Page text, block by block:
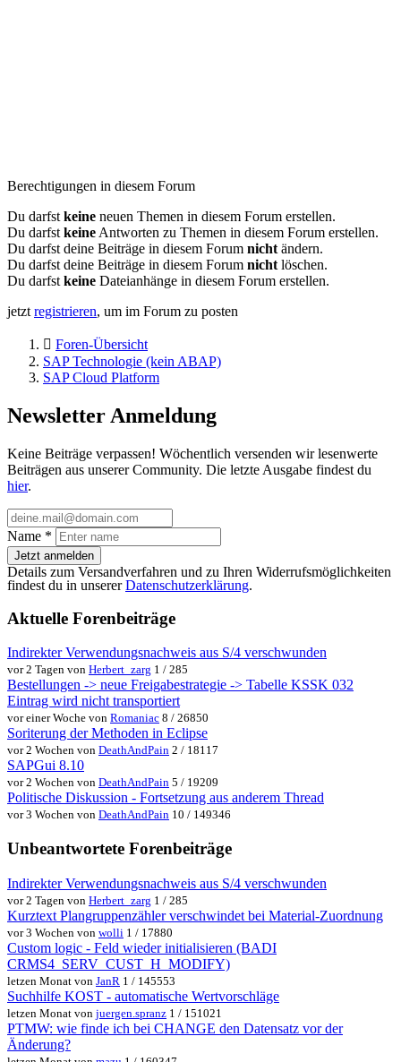
Berechtigungen in diesem Forum
Du darfst keine neuen Themen in diesem Forum erstellen.
Du darfst keine Antworten zu Themen in diesem Forum erstellen.
Du darfst deine Beiträge in diesem Forum nicht ändern.
Du darfst deine Beiträge in diesem Forum nicht löschen.
Du darfst keine Dateianhänge in diesem Forum erstellen.
jetzt registrieren, um im Forum zu posten
Foren-Übersicht
SAP Technologie (kein ABAP)
SAP Cloud Platform
Newsletter Anmeldung
Keine Beiträge verpassen! Wöchentlich versenden wir lesenwerte
Beiträgen aus unserer Community. Die letzte Ausgabe findest du
hier.
Name *
Jetzt anmelden
Details zum Versandverfahren und zu Ihren Widerrufsmöglichkeiten
findest du in unsererDatenschutzerklärung.
Aktuelle Forenbeiträge
Indirekter Verwendungsnachweis aus S/4 verschwunden
vor 2 Tagen von Herbert_zarg 1 / 285
Bestellungen -> neue Freigabestrategie -> Tabelle KSSK 032
Eintrag wird nicht transportiert
vor einer Woche von Romaniac 8 / 26850
Soriterung der Methoden in Eclipse
vor 2 Wochen von DeathAndPain 2 / 18117
SAPGui 8.10
vor 2 Wochen von DeathAndPain 5 / 19209
Politische Diskussion - Fortsetzung aus anderem Thread
vor 3 Wochen von DeathAndPain 10 / 149346
Unbeantwortete Forenbeiträge
Indirekter Verwendungsnachweis aus S/4 verschwunden
vor 2 Tagen von Herbert_zarg 1 / 285
Kurztext Plangruppenzähler verschwindet bei Material-Zuordnung
vor 3 Wochen von wolli 1 / 17880
Custom logic - Feld wieder initialisieren (BADI
CRMS4_SERV_CUST_H_MODIFY)
letzen Monat von JanR 1 / 145553
Suchhilfe KOST - automatische Wertvorschläge
letzen Monat von juergen.spranz 1 / 151021
PTMW: wie finde ich bei CHANGE den Datensatz vor der
Änderung?